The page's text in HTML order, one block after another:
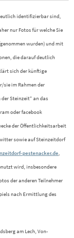
identifizierbar sind,
nur Fotos für welche Sie
wurden) und mit
die darauf deutlich
sich der künftige
sie im Rahmen der
Steinzeit“ an das
oder facebook
der Öffentlichkeitsarbeit
sowie auf Steinzeitdorf
pestenacker.de,
wird, insbesondere
der anderen Teilnehmer
nach Ermittlung des
am Lech, Von-